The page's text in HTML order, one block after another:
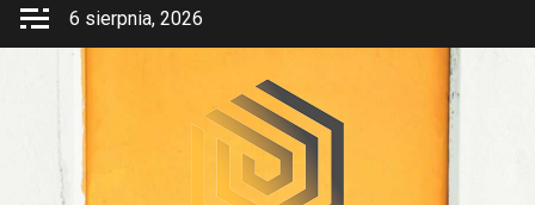
Przejdź
6 sierpnia, 2026